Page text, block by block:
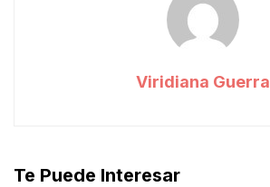
Viridiana Guerra
Te Puede Interesar